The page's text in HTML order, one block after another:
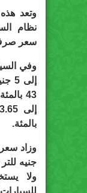
وتعد
نظام
سعر صرف
بالمئة.
ولا